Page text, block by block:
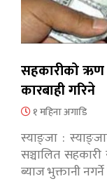
सहकारीको ऋण
कारबाही गरिने
१ महिना अगाडि
स्याङ्जा :
सञ्चालित
ब्याज भुक्तानी